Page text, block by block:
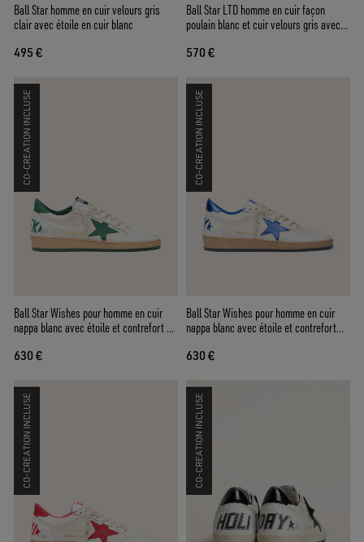
Ball Star homme en cuir velours gris
clair avec étoile en cuir blanc
495 €
Ball Star LTD homme en cuir façon
poulain blanc et cuir velours gris avec
570 €
CO-CREATION INCLUSE
Ball Star Wishes pour homme en cuir
nappa blanc avec étoile et contrefort en
630 €
CO-CREATION INCLUSE
Ball Star Wishes pour homme en cuir
nappa blanc avec étoile et contrefort
630 €
CO-CREATION INCLUSE CO-CREATION INCLUSE